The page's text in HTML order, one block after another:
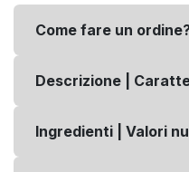
Come fare un
Descrizione |
Ingredienti | Valori